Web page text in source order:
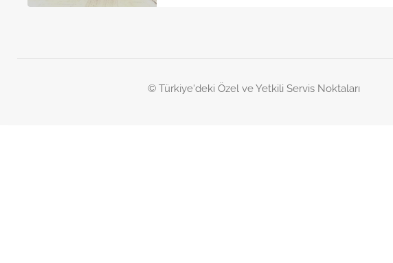
© Türkiye'deki Özel ve Yetkili Servis Noktaları